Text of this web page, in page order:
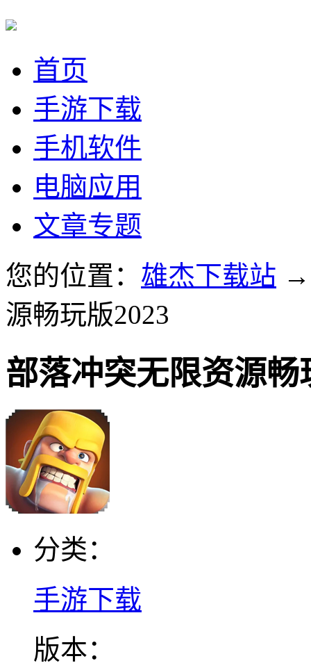
首页
手游下载
手机软件
电脑应用
文章专题
您的位置： 雄杰下载站
源畅玩版2023
部落冲突无限资源畅
分类：
手游下载
版本：